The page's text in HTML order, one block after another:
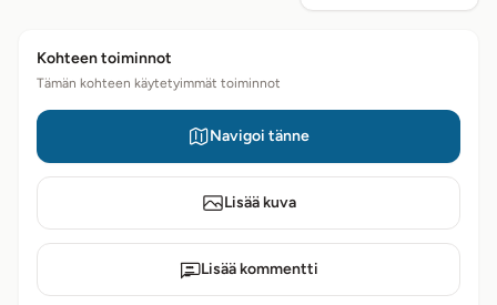
Kohteen toiminnot
Tämän kohteen käytetyimmät toiminnot
Navigoi tänne
Lisää kuva
Lisää kommentti